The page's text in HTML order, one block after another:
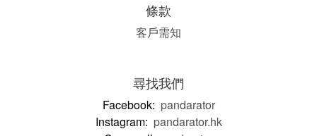
條款
客戶需知
尋找我們
Facebook: pandarator
Instagram: pandarator.hk